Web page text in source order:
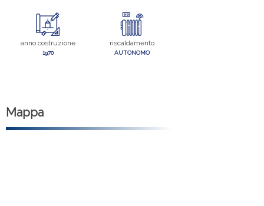
anno costruzione
1970
riscaldamento
AUTONOMO
Mappa